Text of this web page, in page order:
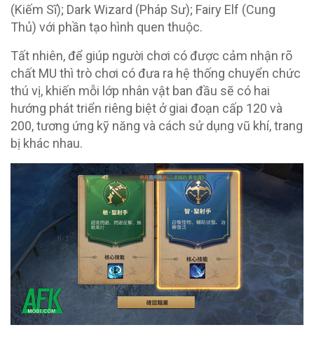
(Kiếm Sĩ); Dark Wizard (Pháp Sư); Fairy Elf (Cung
Thủ) với phần tạo hình quen thuộc.
Tất nhiên, để giúp người chơi có được cảm nhận rõ
chất MU thì trò chơi có đưa ra hệ thống chuyển chức
thú vị, khiến mỗi lớp nhân vật ban đầu sẽ có hai
hướng phát triển riêng biệt ở giai đoạn cấp 120 và
200, tương ứng kỹ năng và cách sử dụng vũ khí, trang
bị khác nhau.